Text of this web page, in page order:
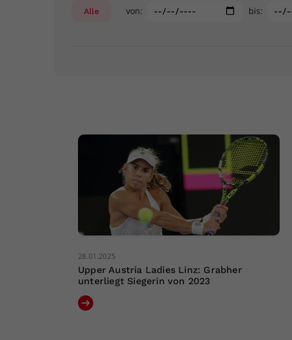
Alle von: bis:
28.01.2025
Upper Austria Ladies Linz: Grabher
unterliegt Siegerin von 2023